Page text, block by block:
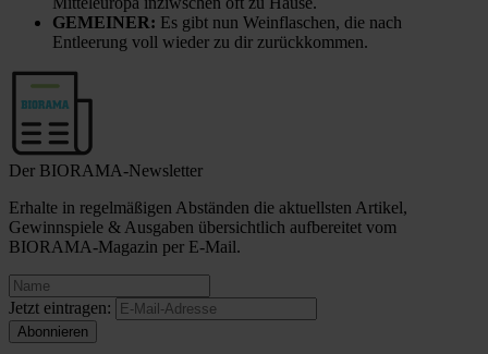
GEMEINER: Es gibt nun Weinflaschen, die nach
Entleerung voll wieder zu dir zurückkommen.
Der BIORAMA-Newsletter
Erhalte in regelmäßigen Abständen die aktuellsten Artikel,
Gewinnspiele & Ausgaben übersichtlich aufbereitet vom
BIORAMA-Magazin per E-Mail.
Jetzt eintragen: